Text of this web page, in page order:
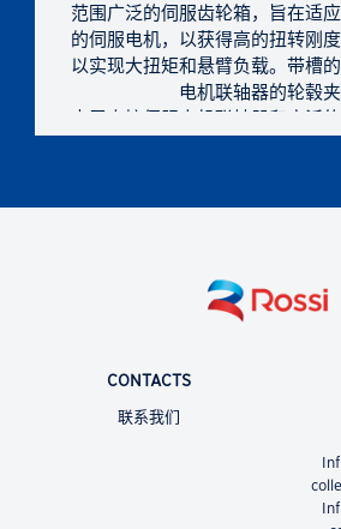
范围广泛的伺服齿轮箱，旨在适
的伺服电机，以获得高的扭转刚度
以实现大扭矩和悬臂负载。带槽
电机联轴器的轮毂夹
由于直接伺服电机联轴器和广泛
CONTACTS
联系我们